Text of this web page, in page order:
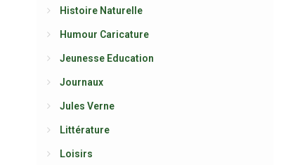
Histoire Naturelle
Humour Caricature
Jeunesse Education
Journaux
Jules Verne
Littérature
Loisirs